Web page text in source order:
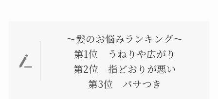
～髪のお悩みランキング～
第1位 うねりや広がり
第2位 指どおりが悪い
第3位 パサつき